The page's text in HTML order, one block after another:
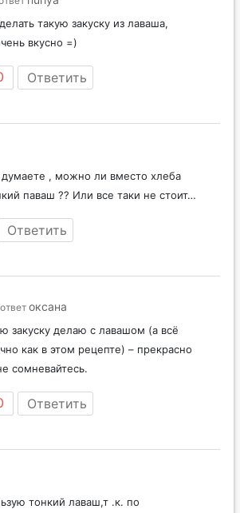
такую закуску из лаваша,
вкусно =)
Ответить
думаете , можно ли вместо хлеба
паваш ?? Или все таки не стоит…
Ответить
оксана
закуску делаю с лавашом (а всё
как в этом рецепте) – прекрасно
сомневайтесь.
Ответить
тонкий лаваш,т .к. по